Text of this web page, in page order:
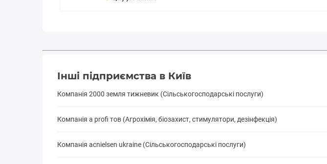
Інші підприємства в Київ
Компанія 2000 земля тижневик (Сільськогосподарські послуги)
Компанія a profi тов (Агрохімія, біозахист, стимулятори, дезінфекція)
Компанія acnielsen ukraine (Сільськогосподарські послуги)